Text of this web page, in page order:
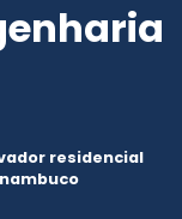
residencial